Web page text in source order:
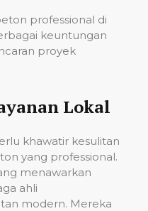
professional di
keuntungan
proyek
Lokal
khawatir kesulitan
yang professional.
menawarkan
ahli
modern. Mereka